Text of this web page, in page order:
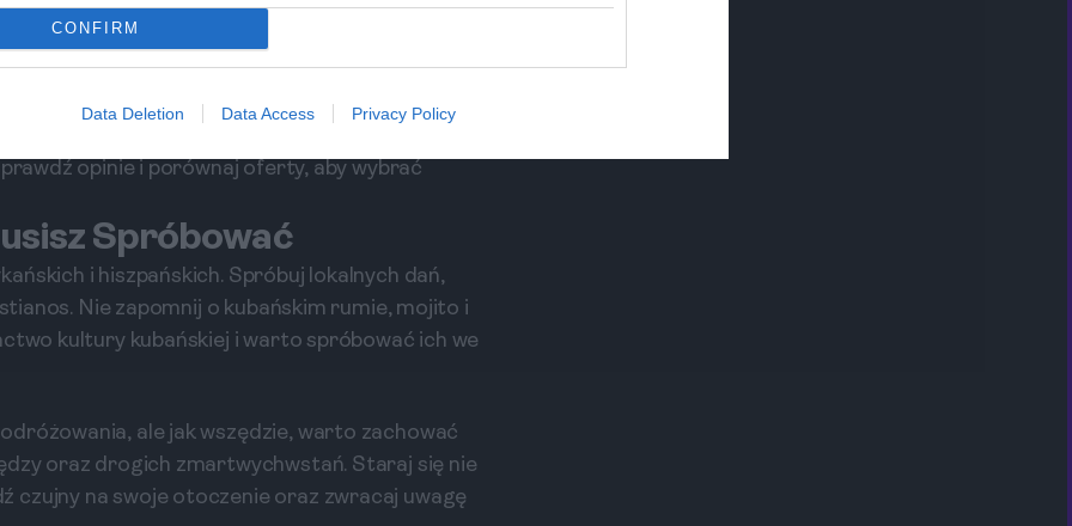
CONFIRM
Data Deletion Data Access Privacy Policy
25 USD, a w hotelach średniej klasy od 100
na dodatkowe atrakcje i pamiątki.
lokalnych pensjonatach (casa particulares),
polecamy dzielnice takie jak Plaza Vieja, a
opinie i porównaj oferty, aby wybrać
Spróbować
i hiszpańskich. Spróbuj lokalnych dań,
Nie zapomnij o kubańskim rumie, mojito i
kultury kubańskiej i warto spróbować ich we
ale jak wszędzie, warto zachować
oraz drogich zmartwychwstań. Staraj się nie
czujny na swoje otoczenie oraz zwracaj uwagę